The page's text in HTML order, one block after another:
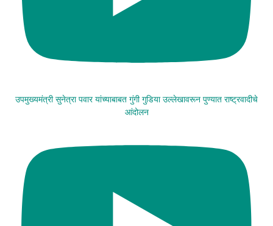
उपमुख्यमंत्री सुनेत्रा पवार यांच्याबाबत गुंगी गुडिया उल्लेखावरून पुण्यात राष्ट्रवादीचे
आंदोलन